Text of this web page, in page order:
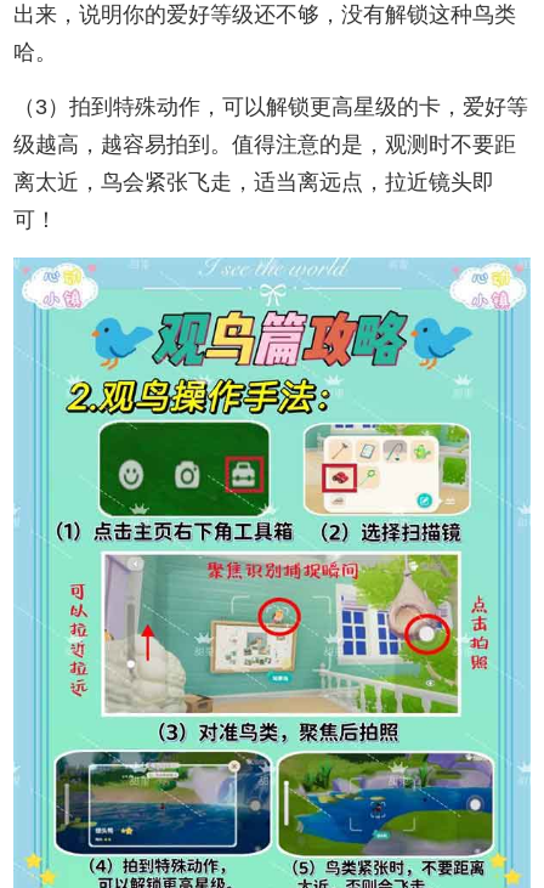
出来，说明你的爱好等级还不够，没有解锁这种鸟类
哈。
（3）拍到特殊动作，可以解锁更高星级的卡，爱好等
级越高，越容易拍到。值得注意的是，观测时不要距
离太近，鸟会紧张飞走，适当离远点，拉近镜头即
可！